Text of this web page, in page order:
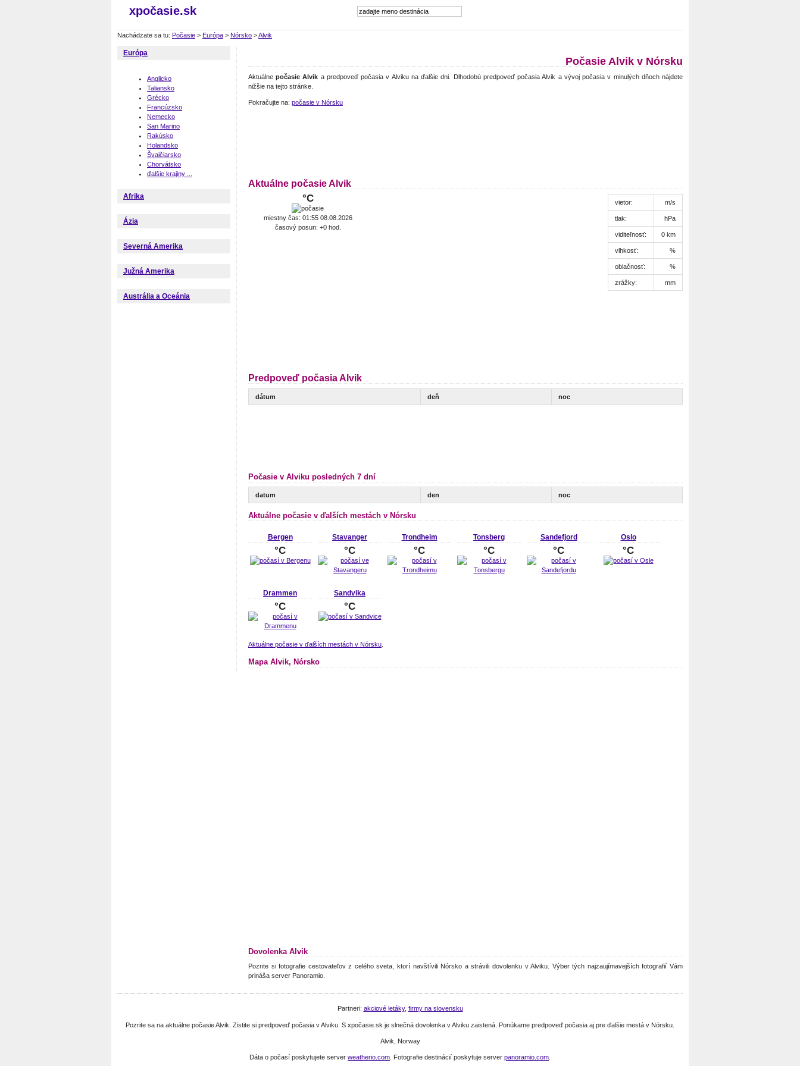
xpočasie.sk
Nachádzate sa tu: Počasie > Európa > Nórsko >Alvik
Európa
Anglicko
Taliansko
Grécko
Francúzsko
Nemecko
San Marino
Rakúsko
Holandsko
Švajčiarsko
Chorvátsko
ďalšie krajiny ...
Afrika
Ázia
Severná Amerika
Južná Amerika
Austrália a Oceánia
Počasie Alvik v Nórsku
Aktuálnepočasie Alvik a predpoveď počasia v Alviku na ďalšie dni. Dlhodobú predpoveď počasia Alvik a vývoj počasia v minulých dňoch nájdete
nižšie na tejto stránke.
Pokračujte na: počasie v Nórsku
Aktuálne počasie Alvik
°C
miestny čas: 01:55 08.08.2026
časový posun: +0 hod.
vietor: m/s
tlak: hPa
viditeľnosť: 0 km
vlhkosť: %
oblačnosť: %
zrážky: mm
Predpoveď počasia Alvik
dátum deň noc
Počasie v Alviku posledných 7 dní
datum den noc
Aktuálne počasie v ďalších mestách v Nórsku
Bergen
°C
Stavanger
°C
Trondheim
°C
Tonsberg
°C
Sandefjord
°C
Oslo
°C
Drammen
°C
Sandvika
°C
Aktuálne počasie v ďalších mestách v Nórsku
Mapa Alvik, Nórsko
Dovolenka Alvik
Pozrite si fotografie cestovateľov z celého sveta, ktorí navštívili Nórsko a strávili dovolenku v Alviku. Výber tých najzaujímavejších fotografií Vám
prináša server Panoramio.
Partneri: akciové letáky, firmy na slovensku
Pozrite sa na aktuálne počasie Alvik. Zistite si predpoveď počasia v Alviku. S xpočasie.sk je slnečná dovolenka v Alviku zaistená. Ponúkame predpoveď počasia aj pre ďalšie mestá v Nórsku.
Alvik, Norway
Dáta o počasí poskytujete server weatherio.com . Fotografie destinácií poskytuje server panoramio.com